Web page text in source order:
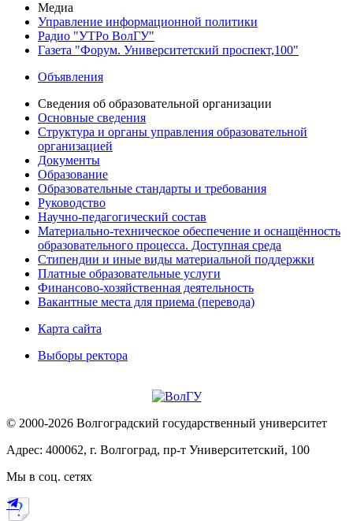
Медиа
Управление информационной политики
Радио "УТРо ВолГУ"
Газета "Форум. Университетский проспект,100"
Объявления
Сведения об образовательной организации
Основные сведения
Структура и органы управления образовательной
организацией
Документы
Образование
Образовательные стандарты и требования
Руководство
Научно-педагогический состав
Материально-техническое обеспечение и оснащённость
образовательного процесса. Доступная среда
Стипендии и иные виды материальной поддержки
Платные образовательные услуги
Финансово-хозяйственная деятельность
Вакантные места для приема (перевода)
Карта сайта
Выборы ректора
© 2000-2026 Волгоградский государственный университет
Адрес: 400062, г. Волгоград, пр-т Университетский, 100
Мы в соц. сетях